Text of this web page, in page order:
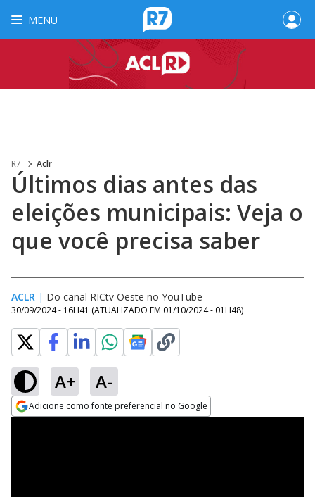
MENU
R7 Aclr
Últimos dias antes das
eleições municipais: Veja o
que você precisa saber
ACLR | Do canal RICtv Oeste no YouTube
30/09/2024 - 16H41 (ATUALIZADO EM 01/10/2024 - 01H48)
A+ A-
Adicione como fonte preferencial no Google